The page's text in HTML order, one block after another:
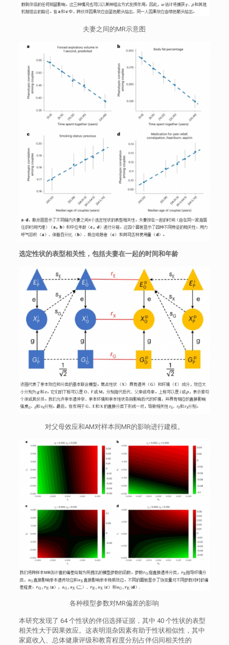
夫妻之间的MR示意图
选定性状的表型相关性，包括夫妻在一起的时间和年龄
对父母效应和AM对样本间MR的影响进行建模。
各种模型参数对MR偏差的影响
本研究发现了 64 个性状的伴侣选择证据，其中 40 个性状的表型
相关性大于因果效应。这表明混杂因素有助于性状相似性，其中
家庭收入、总体健康评级和教育程度分别占伴侣间相关性的